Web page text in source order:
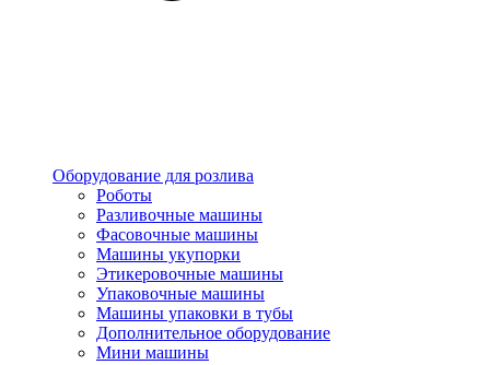
Оборудование для розлива
Роботы
Разливочные машины
Фасовочные машины
Машины укупорки
Этикеровочные машины
Упаковочные машины
Машины упаковки в тубы
Дополнительное оборудование
Мини машины